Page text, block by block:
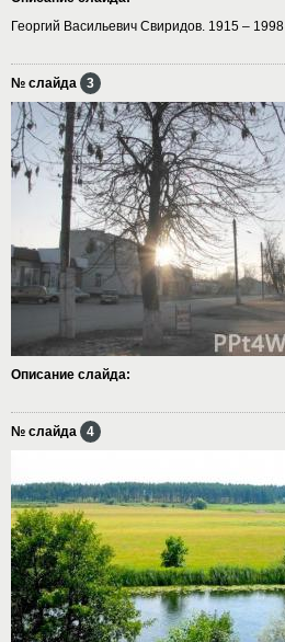
Георгий Васильевич Свиридов. 1915 – 1998
№ слайда 3
Описание слайда:
№ слайда 4